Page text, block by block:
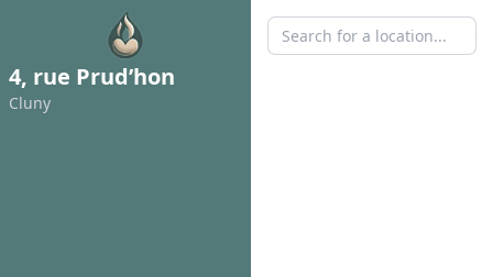
4, rue Prud’hon
Cluny